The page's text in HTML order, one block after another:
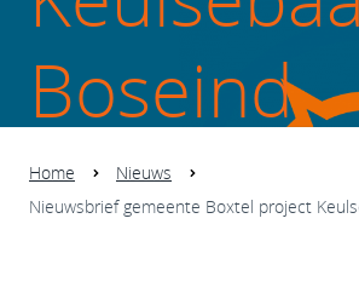
Boseind
Home
Nieuws
Nieuwsbrief gemeente Boxtel project